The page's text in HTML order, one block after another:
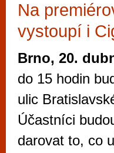
Na
vystoupí i
Brno, 20.
do 15 hodin
ulic
Účastníci
darovat to, co
Mimo jiné je ale
vyzkoušet